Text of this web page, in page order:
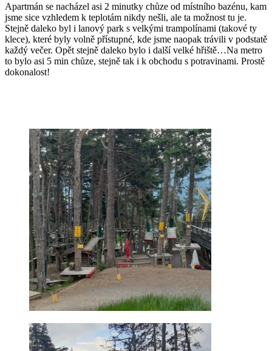
Apartmán se nacházel asi 2 minutky chůze od místního bazénu, kam
jsme sice vzhledem k teplotám nikdy nešli, ale ta možnost tu je.
Stejně daleko byl i lanový park s velkými trampolínami (takové ty
klece), které byly volně přístupné, kde jsme naopak trávili v podstatě
každý večer. Opět stejně daleko bylo i další velké hřiště…Na metro
to bylo asi 5 min chůze, stejně tak i k obchodu s potravinami. Prostě
dokonalost!